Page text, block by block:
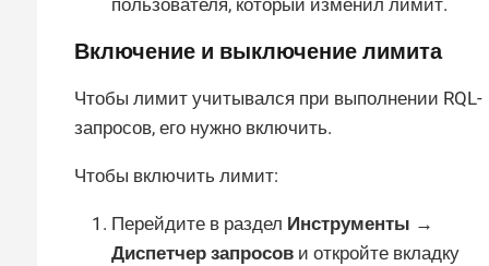
пользователя, который изменил лимит.
Включение и выключение лимита
Чтобы лимит учитывался при выполнении RQL-
запросов, его нужно включить.
Чтобы включить лимит:
Перейдите в раздел Инструменты →
Диспетчер запросов и откройте вкладку